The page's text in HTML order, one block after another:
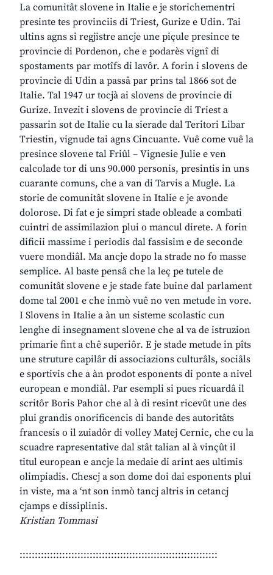
La comunitât slovene in Italie e je storichementri
presinte tes provinciis di Triest, Gurize e Udin. Tai
ultins agns si regjistre ancje une piçule presince te
provincie di Pordenon, che e podarès vignî di
spostaments par motîfs di lavôr. A forin i slovens de
provincie di Udin a passâ par prins tal 1866 sot de
Italie. Tal 1947 ur tocjà ai slovens de provincie di
Gurize. Invezit i slovens de provincie di Triest a
passarin sot de Italie cu la sierade dal Teritori Libar
Triestin, vignude tai agns Cincuante. Vuê come vuê la
presince slovene tal Friûl – Vignesie Julie e ven
calcolade tor di uns 90.000 personis, presintis in uns
cuarante comuns, che a van di Tarvis a Mugle. La
storie de comunitât slovene in Italie e je avonde
dolorose. Di fat e je simpri stade obleade a combati
cuintri de assimilazion plui o mancul direte. A forin
dificii massime i periodis dal fassisim e de seconde
vuere mondiâl. Ma ancje dopo la strade no fo masse
semplice. Al baste pensâ che la leç pe tutele de
comunitât slovene e je stade fate buine dal parlament
dome tal 2001 e che inmò vuê no ven metude in vore.
I Slovens in Italie a àn un sisteme scolastic cun
lenghe di insegnament slovene che al va de istruzion
primarie fint a chê superiôr. E je stade metude in pîts
une struture capilâr di associazions culturâls, sociâls
e sportivis che a àn prodot esponents di ponte a nivel
european e mondiâl. Par esempli si pues ricuardâ il
scritôr Boris Pahor che al à di resint ricevût une des
plui grandis onorificencis di bande des autoritâts
francesis o il zuiadôr di volley Matej Cernic, che cu la
scuadre rapresentative dal stât talian al à vinçût il
titul european e ancje la medaie di arint aes ultimis
olimpiadis. Chescj a son dome doi dai esponents plui
in viste, ma a ‘nt son inmò tancj altris in cetancj
cjamps e dissiplinis.
Kristian Tommasi
:::::::::::::::::::::::::::::::::::::::::::::::::::::::::::::::::